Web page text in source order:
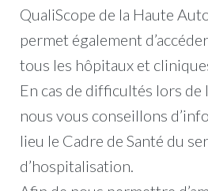
QualiScope de la Haute
permet également
tous les hôpitaux et
En cas de difficultés lors de
nous vous conseillons
lieu le Cadre de Santé du
d’hospitalisation.